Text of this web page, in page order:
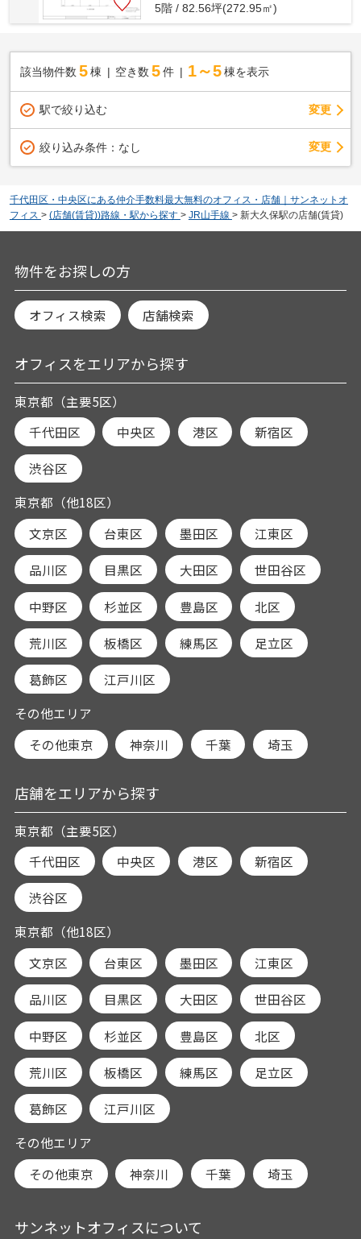
5階 / 82.56坪(272.95㎡)
該当物件数 5棟 空き数 5 件 1～5 棟を表示
駅で絞り込む 変更
絞り込み条件： なし 変更
千代田区・中央区にある仲介手数料最大無料のオフィス・店舗｜サンネットオ
フィス > (店舗(賃貸))路線・駅から探す > JR山手線 > 新大久保駅の店舗(賃貸)
物件をお探しの方
オフィス検索 店舗検索
オフィスをエリアから探す
東京都（主要5区）
千代田区
中央区 港区 新宿区
渋谷区
東京都（他18区）
文京区
台東区 墨田区 江東区
品川区 目黒区 大田区 世田谷区
中野区 杉並区 豊島区 北区
荒川区 板橋区 練馬区 足立区
葛飾区
江戸川区
その他エリア
その他東京
神奈川 千葉 埼玉
店舗をエリアから探す
東京都（主要5区）
千代田区
中央区 港区 新宿区
渋谷区
東京都（他18区）
文京区
台東区 墨田区 江東区
品川区 目黒区 大田区 世田谷区
中野区 杉並区 豊島区 北区
荒川区 板橋区 練馬区 足立区
葛飾区
江戸川区
その他エリア
その他東京
神奈川 千葉 埼玉
サンネットオフィスについて